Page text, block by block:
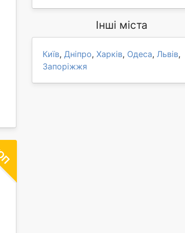
Інші міста
Київ, Дніпро, Харків, Одеса, Львів,
Запоріжжя